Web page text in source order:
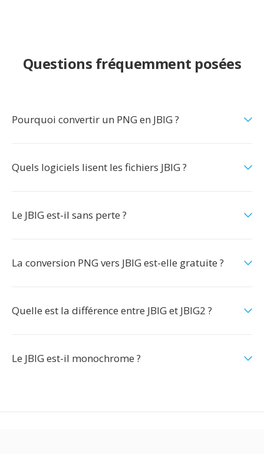
Questions fréquemment posées
Pourquoi convertir un PNG en JBIG ?
Quels logiciels lisent les fichiers JBIG ?
Le JBIG est-il sans perte ?
La conversion PNG vers JBIG est-elle gratuite ?
Quelle est la différence entre JBIG et JBIG2 ?
Le JBIG est-il monochrome ?